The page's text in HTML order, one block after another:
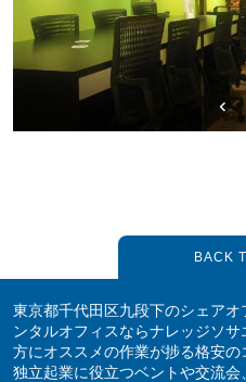
BACK
東京都千代田区九段下のシェア
ンタルオフィスならナレッジソ
方にオススメの作業が捗る格安の
独立起業に役立つベントや交流